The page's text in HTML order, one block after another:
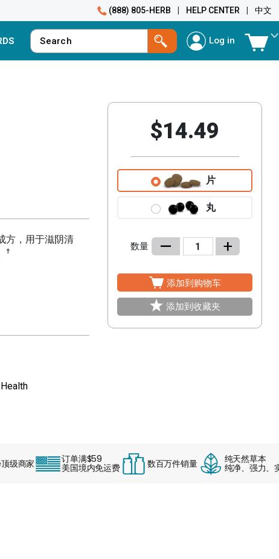
(888) 805-HERB HELP CENTER 中文
Log in
方，用于滋阴清
†
$14.49
片
丸
数量 – +
添加到购物车
添加到收藏夹
家 订单满$59
美国境内免运费 数百万件销量 纯天然草本
纯净、强力、实效